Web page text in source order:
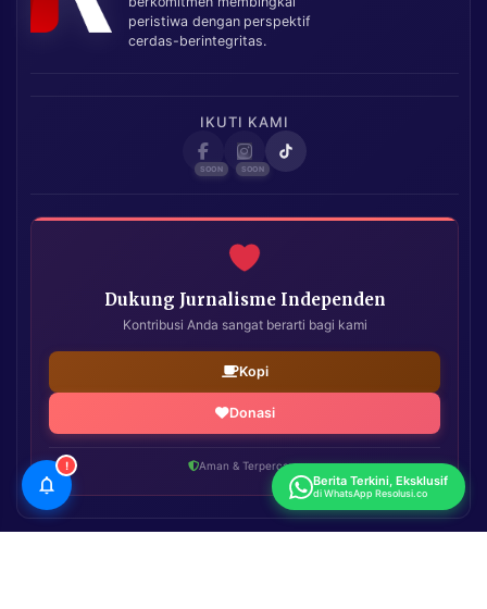
peristiwa dengan perspektif
cerdas-berintegritas.
IKUTI KAMI
Dukung Jurnalisme Independen
Kontribusi Anda sangat berarti bagi kami
Kopi
Donasi
Aman & Terpercaya
!
Berita Terkini, Eksklusif
di WhatsApp Resolusi.co